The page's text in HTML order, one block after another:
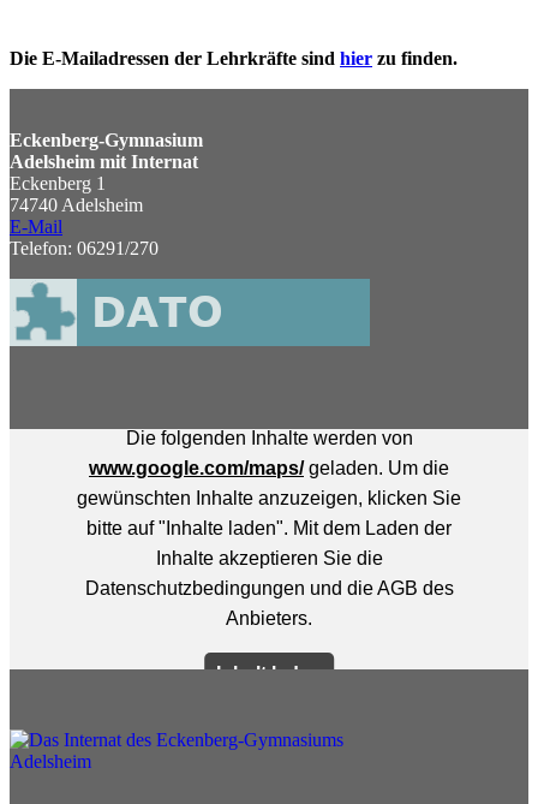
Die E-Mailadressen der Lehrkräfte sind hier zu finden.
Eckenberg-Gymnasium
Adelsheim mit Internat
Eckenberg 1
74740 Adelsheim
E-Mail
Telefon: 06291/270